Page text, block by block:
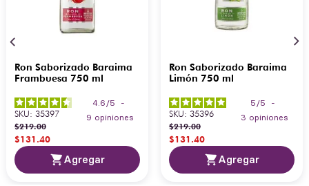
Ron Saborizado Baraima
Frambuesa 750 ml
4.6 /5
-
9 opiniones
SKU: 35397
$219.00
$131.40
Agregar
Ron Saborizado Baraima
Limón 750 ml
5 /5
-
3 opiniones
SKU: 35396
$219.00
$131.40
Agregar